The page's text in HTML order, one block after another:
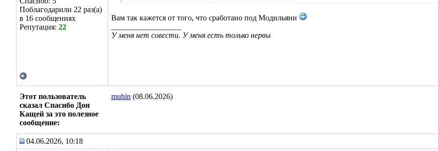
Поблагодарили 22 раз(а)
в 16 сообщениях
Репутация: 22
Вам так кажется от того, что сработано под Модильяни
У меня нет совести. У меня есть только нервы
Этот пользователь
сказал Спасибо Дон
Кащей за это полезное
сообщение:
muhin (08.06.2026)
04.06.2026, 10:18